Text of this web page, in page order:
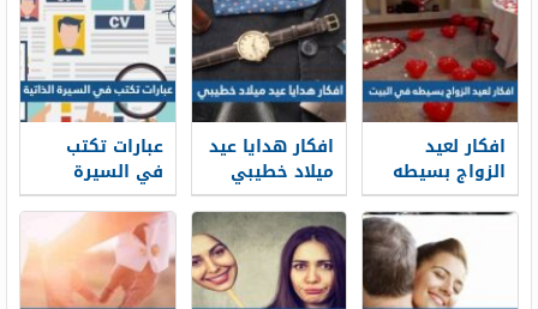
افكار لعيد
الزواج بسيطه
في البيت 2026
افكار هدايا عيد
ميلاد خطيبي
2026
عبارات تكتب
في السيرة
الذاتية 2025